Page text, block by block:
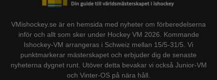
VMishockey.se är en hemsida med nyheter om förberedelserna
inför och allt som sker under Hockey VM 2026. Kommande
Ishockey-VM arrangeras i Schweiz mellan 15/5-31/5. Vi
punktmarkerar mästerskapet och erbjuder dig de senaste
nyheterna dygnet runt. Utöver detta bevakar vi också Junior-VM
och Vinter-OS på nära håll.